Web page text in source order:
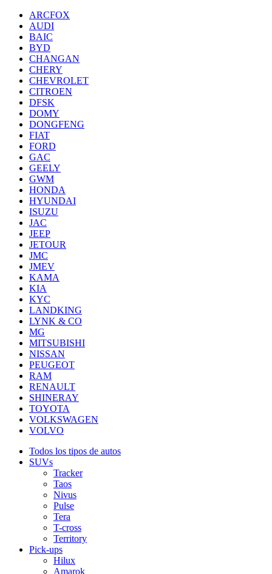
ARCFOX
AUDI
BAIC
BYD
CHANGAN
CHERY
CHEVROLET
CITROEN
DFSK
DOMY
DONGFENG
FIAT
FORD
GAC
GEELY
GWM
HONDA
HYUNDAI
ISUZU
JAC
JEEP
JETOUR
JMC
JMEV
KAMA
KIA
KYC
LANDKING
LYNK & CO
MG
MITSUBISHI
NISSAN
PEUGEOT
RAM
RENAULT
SHINERAY
TOYOTA
VOLKSWAGEN
VOLVO
Todos los tipos de autos
SUVs
Tracker
Taos
Nivus
Pulse
Tera
T-cross
Territory
Pick-ups
Hilux
Amarok